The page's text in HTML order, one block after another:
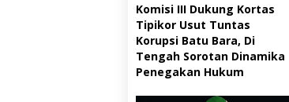
Komisi III Dukung Kortas
Tipikor Usut Tuntas
Korupsi Batu Bara, Di
Tengah Sorotan Dinamika
Penegakan Hukum